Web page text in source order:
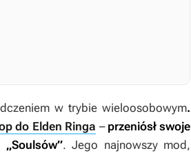
w trybie wieloosobowym.
do Elden Ringa – przeniósł swoje
. Jego najnowszy mod,